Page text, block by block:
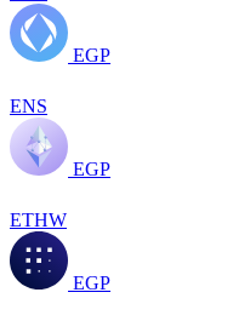
EGP
ENS
EGP
ETHW
EGP